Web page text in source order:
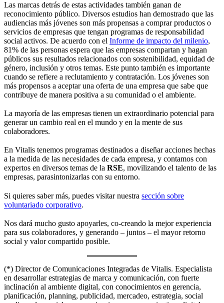
Las marcas detrás de estas actividades también ganan de
reconocimiento público. Diversos estudios han demostrado que las
audiencias más jóvenes son más propensas a comprar productos o
servicios de empresas que tengan programas de responsabilidad
social activos. De acuerdo con el Informe de impacto del milenio,
81% de las personas espera que las empresas compartan y hagan
públicos sus resultados relacionados con sostenibilidad, equidad de
género, inclusión y otros temas. Este punto también es importante
cuando se refiere a reclutamiento y contratación. Los jóvenes son
más propensos a aceptar una oferta de una empresa que sabe que
contribuye de manera positiva a su comunidad o el ambiente.
La mayoría de las empresas tienen un extraordinario potencial para
generar un cambio real en el mundo y en la mente de sus
colaboradores.
En Vitalis tenemos programas destinados a diseñar acciones hechas
a la medida de las necesidades de cada empresa, y contamos con
expertos en diversos temas de la RSE, movilizando el talento de las
empresas, parasintonizarlas con su entorno.
Si quieres saber más, puedes visitar nuestra sección sobre
voluntariado corporativo.
Nos dará mucho gusto apoyarles, co-creando la mejor experiencia
para sus colaboradores, y generando – juntos – el mayor retorno
social y valor compartido posible.
(*) Director de Comunicaciones Integradas de Vitalis. Especialista
en desarrollar estrategias de marca y comunicación, con fuerte
inclinación al ambiente digital, con conocimientos en gerencia,
planificación, planning, publicidad, mercadeo, estrategia, social